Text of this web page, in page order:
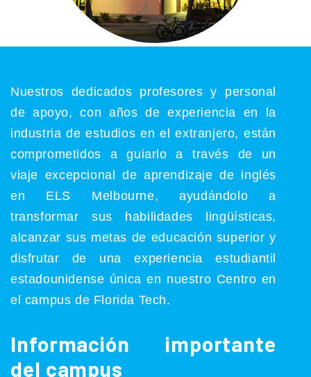
Nuestros dedicados profesores y personal
de apoyo, con años de experiencia en la
industria de estudios en el extranjero, están
comprometidos a guiarlo a través de un
viaje excepcional de aprendizaje de inglés
en ELS Melbourne, ayudándolo a
transformar sus habilidades lingüísticas,
alcanzar sus metas de educación superior y
disfrutar de una experiencia estudiantil
estadounidense única en nuestro Centro en
el campus de Florida Tech.
Información importante
del campus